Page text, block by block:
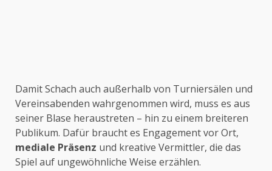
Damit Schach auch außerhalb von Turniersälen und
Vereinsabenden wahrgenommen wird, muss es aus
seiner Blase heraustreten – hin zu einem breiteren
Publikum. Dafür braucht es Engagement vor Ort,
mediale Präsenz und kreative Vermittler, die das
Spiel auf ungewöhnliche Weise erzählen.